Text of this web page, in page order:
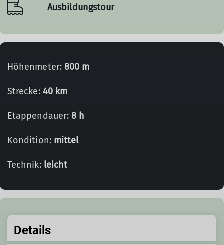
Ausbildungstour
Höhenmeter: 800 m
Strecke: 40 km
Etappendauer:8 h
Kondition: mittel
Technik: leicht
Details